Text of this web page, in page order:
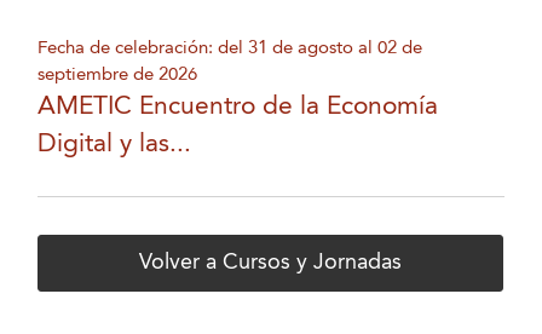
Fecha de celebración: del 31 de agosto al 02 de
septiembre de 2026
AMETIC Encuentro de la Economía
Digital y las...
Volver a Cursos y Jornadas